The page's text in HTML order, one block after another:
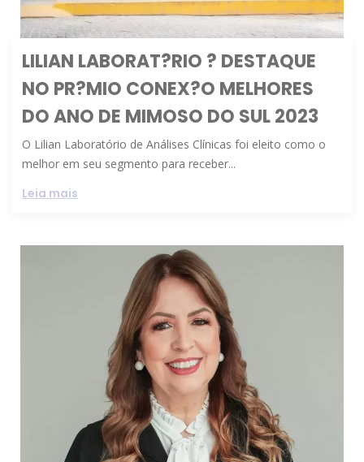
LILIAN LABORAT?RIO ? DESTAQUE
NO PR?MIO CONEX?O MELHORES
DO ANO DE MIMOSO DO SUL 2023
O Lilian Laboratório de Análises Clínicas foi eleito como o
melhor em seu segmento para receber...
Leia mais